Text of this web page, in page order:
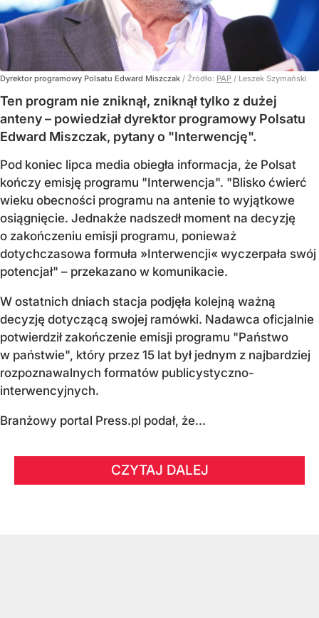
Dyrektor programowy Polsatu Edward Miszczak / Źródło: PAP / Leszek Szymański
Ten program nie zniknął, zniknął tylko z dużej
anteny – powiedział dyrektor programowy Polsatu
Edward Miszczak, pytany o "Interwencję".
Pod koniec lipca media obiegła informacja, że Polsat
kończy emisję programu "Interwencja". "Blisko ćwierć
wieku obecności programu na antenie to wyjątkowe
osiągnięcie. Jednakże nadszedł moment na decyzję
o zakończeniu emisji programu, ponieważ
dotychczasowa formuła »Interwencji« wyczerpała swój
potencjał" – przekazano w komunikacie.
W ostatnich dniach stacja podjęła kolejną ważną
decyzję dotyczącą swojej ramówki. Nadawca oficjalnie
potwierdził zakończenie emisji programu "Państwo
w państwie", który przez 15 lat był jednym z najbardziej
rozpoznawalnych formatów publicystyczno-
interwencyjnych.
Branżowy portal Press.pl podał, że...
CZYTAJ DALEJ